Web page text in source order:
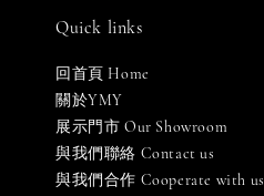
Quick links
回首頁 Home
關於YMY
展示門市 Our Showroom
與我們聯絡 Contact us
與我們合作 Cooperate with us